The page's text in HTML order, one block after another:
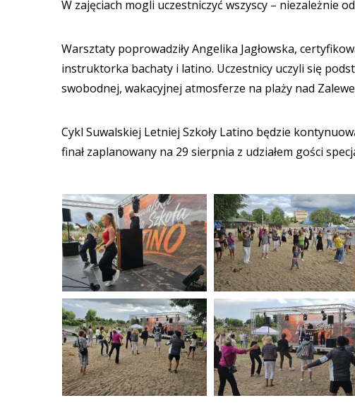
W zajęciach mogli uczestniczyć wszyscy – niezależnie
Warsztaty poprowadziły Angelika Jagłowska,
instruktorka bachaty i latino. Uczestnicy uczyli się
swobodnej, wakacyjnej atmosferze na plaży nad
Cykl Suwalskiej Letniej Szkoły Latino będzie
finał zaplanowany na 29 sierpnia z udziałem gości